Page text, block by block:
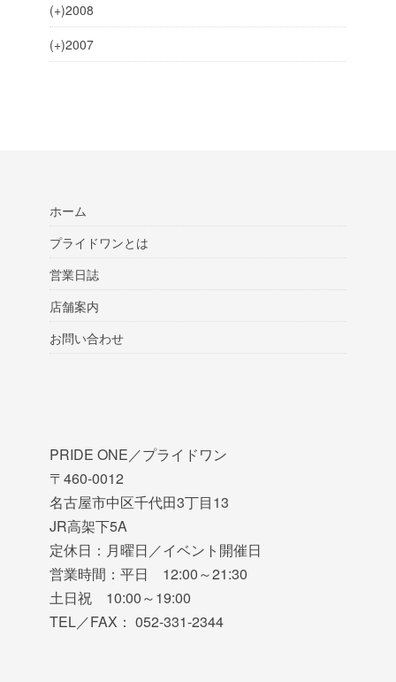
(+)2008
(+)2007
ホーム
プライドワンとは
営業日誌
店舗案内
お問い合わせ
PRIDE ONE／プライドワン
〒460-0012
名古屋市中区千代田3丁目13
JR高架下5A
定休日：月曜日／イベント開催日
営業時間：平日 12:00～21:30
土日祝 10:00～19:00
TEL／FAX： 052-331-2344